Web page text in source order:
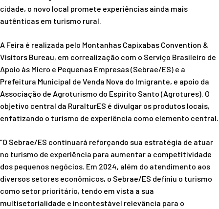
cidade, o novo local promete experiências ainda mais
autênticas em turismo rural.
A Feira é realizada pelo Montanhas Capixabas Convention &
Visitors Bureau, em correalização com o Serviço Brasileiro de
Apoio às Micro e Pequenas Empresas (Sebrae/ES) e a
Prefeitura Municipal de Venda Nova do Imigrante, e apoio da
Associação de Agroturismo do Espírito Santo (Agrotures). O
objetivo central da RuralturES é divulgar os produtos locais,
enfatizando o turismo de experiência como elemento central.
“O Sebrae/ES continuará reforçando sua estratégia de atuar
no turismo de experiência para aumentar a competitividade
dos pequenos negócios. Em 2024, além do atendimento aos
diversos setores econômicos, o Sebrae/ES definiu o turismo
como setor prioritário, tendo em vista a sua
multisetorialidade e incontestável relevância para o